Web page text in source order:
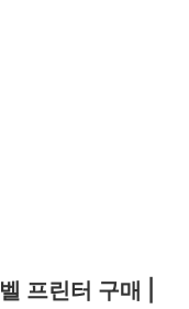
프린터 구매 |